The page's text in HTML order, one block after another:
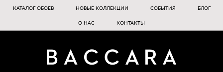
КАТАЛОГ ОБОЕВ НОВЫЕ КОЛЛЕКЦИИ СОБЫТИЯ БЛОГ
О НАС КОНТАКТЫ